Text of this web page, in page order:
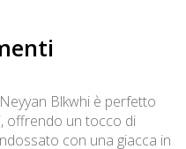
Blkwhi è perfetto
offrendo un tocco di
con una giacca in